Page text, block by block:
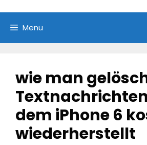
Menu
wie man
dem iPhone 6
wiederherstellt